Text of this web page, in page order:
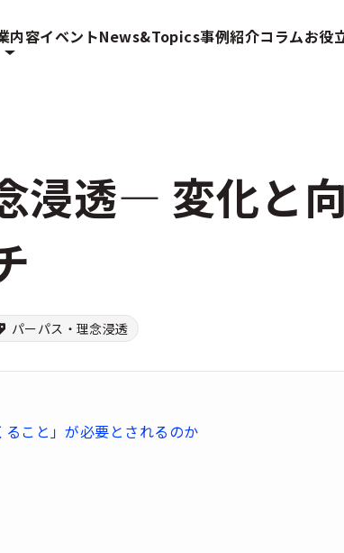
内容イベントNews&Topics事例紹介コラムお役
浸透― 変化と
パーパス・理念浸透
こと」が必要とされるのか